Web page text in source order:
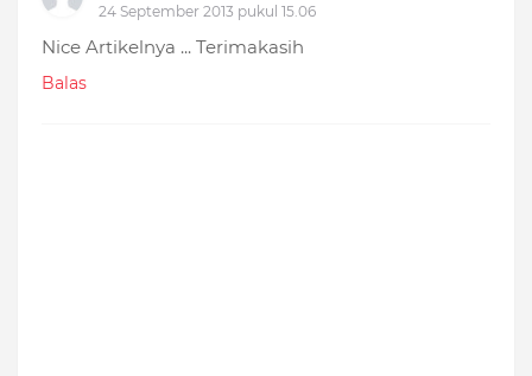
24 September 2013 pukul 15.06
Nice Artikelnya ... Terimakasih
Balas